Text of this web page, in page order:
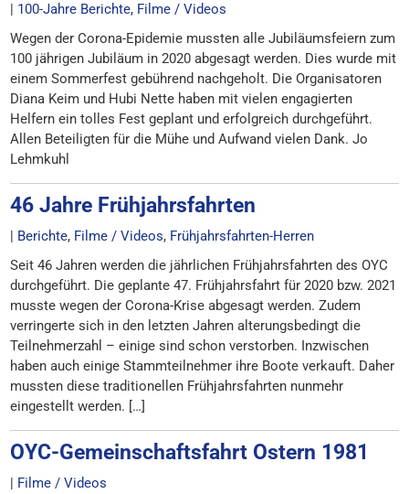
| 100-Jahre Berichte, Filme / Videos
Wegen der Corona-Epidemie mussten alle Jubiläumsfeiern zum
100 jährigen Jubiläum in 2020 abgesagt werden. Dies wurde mit
einem Sommerfest gebührend nachgeholt. Die Organisatoren
Diana Keim und Hubi Nette haben mit vielen engagierten
Helfern ein tolles Fest geplant und erfolgreich durchgeführt.
Allen Beteiligten für die Mühe und Aufwand vielen Dank. Jo
Lehmkuhl
46 Jahre Frühjahrsfahrten
| Berichte, Filme / Videos, Frühjahrsfahrten-Herren
Seit 46 Jahren werden die jährlichen Frühjahrsfahrten des OYC
durchgeführt. Die geplante 47. Frühjahrsfahrt für 2020 bzw. 2021
musste wegen der Corona-Krise abgesagt werden. Zudem
verringerte sich in den letzten Jahren alterungsbedingt die
Teilnehmerzahl – einige sind schon verstorben. Inzwischen
haben auch einige Stammteilnehmer ihre Boote verkauft. Daher
mussten diese traditionellen Frühjahrsfahrten nunmehr
eingestellt werden. […]
OYC-Gemeinschaftsfahrt Ostern 1981
| Filme / Videos